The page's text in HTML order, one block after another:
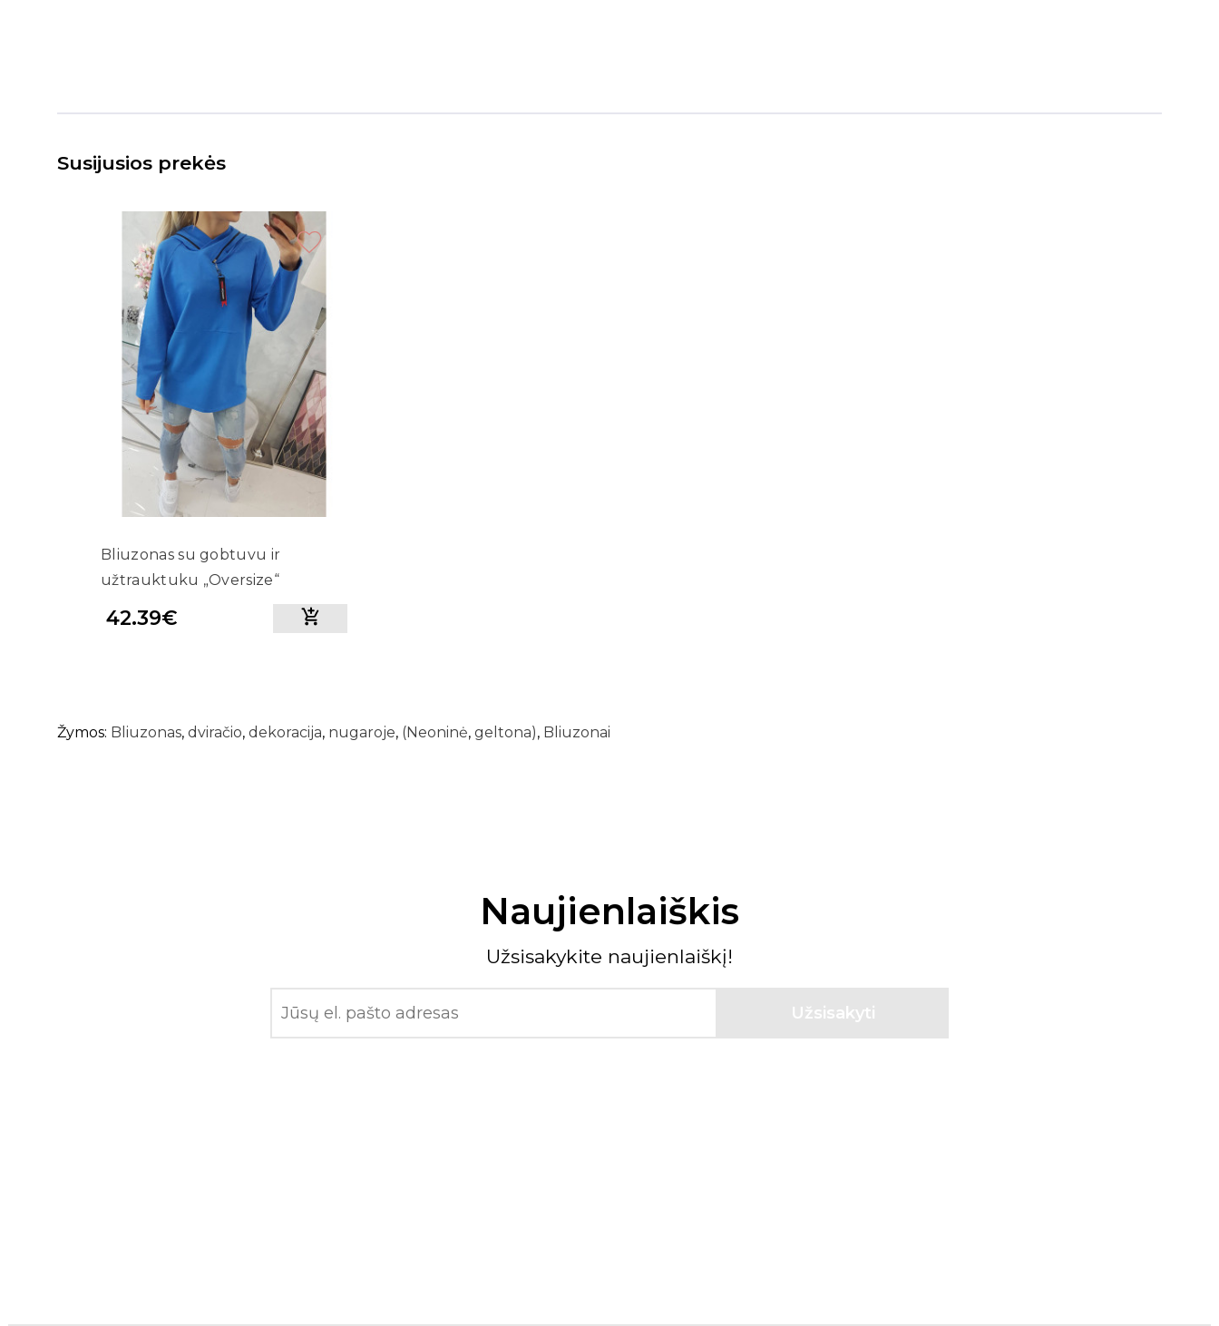
Susijusios prekės
Bliuzonas su gobtuvu ir
užtrauktuku „Oversize“
42.39€
Žymos: Bliuzonas, dviračio, dekoracija, nugaroje, (Neoninė, geltona), Bliuzonai
Naujienlaiškis
Užsisakykite naujienlaiškį!